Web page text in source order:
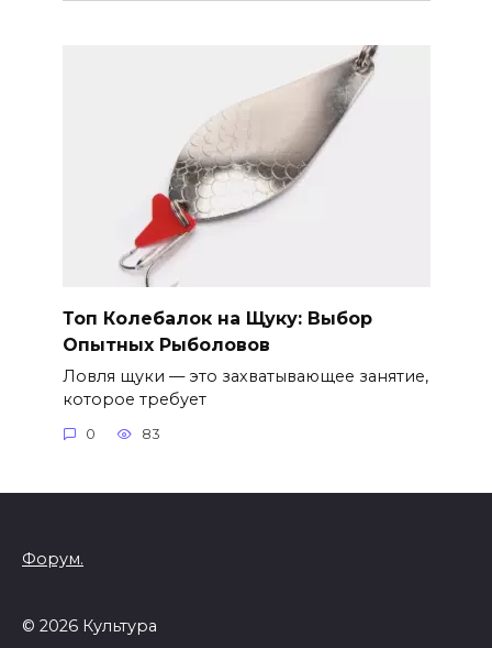
Топ Колебалок на Щуку: Выбор
Опытных Рыболовов
Ловля щуки — это захватывающее занятие,
которое требует
0 83
Форум.
© 2026 Культура